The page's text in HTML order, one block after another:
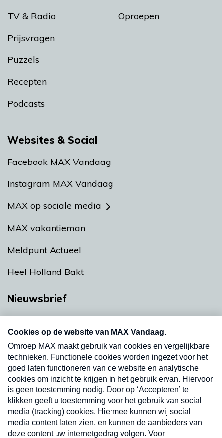
TV & Radio
Prijsvragen
Puzzels
Recepten
Podcasts
Oproepen
Websites & Social
Facebook MAX Vandaag
Instagram MAX Vandaag
MAX op sociale media
MAX vakantieman
Meldpunt Actueel
Heel Holland Bakt
Nieuwsbrief
nieuwsbrief. Elke vrijdag- en dinsdagochtend in
uw mailbox.
Verzend